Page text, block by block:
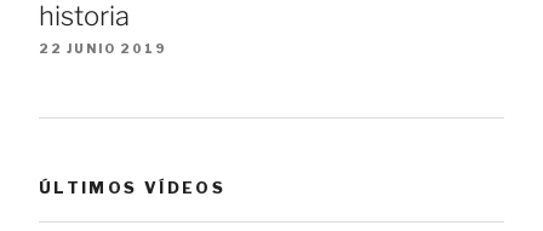
historia
22 JUNIO 2019
ÚLTIMOS VÍDEOS